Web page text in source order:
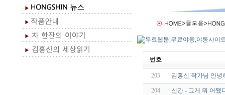
번호
205 김홍신 작가님 안녕
204 신간 - 그게 뭐 어쨌